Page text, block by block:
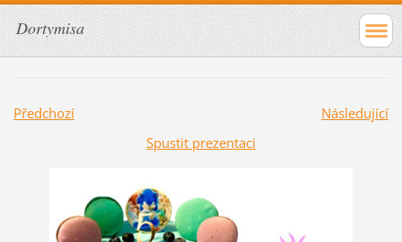
Dortymisa
Předchozí
Následující
Spustit prezentaci